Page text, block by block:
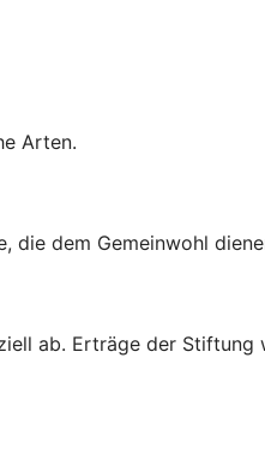
Arten.
dem Gemeinwohl
ab. Erträge der